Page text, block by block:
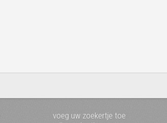
voeg uw zoekertje toe